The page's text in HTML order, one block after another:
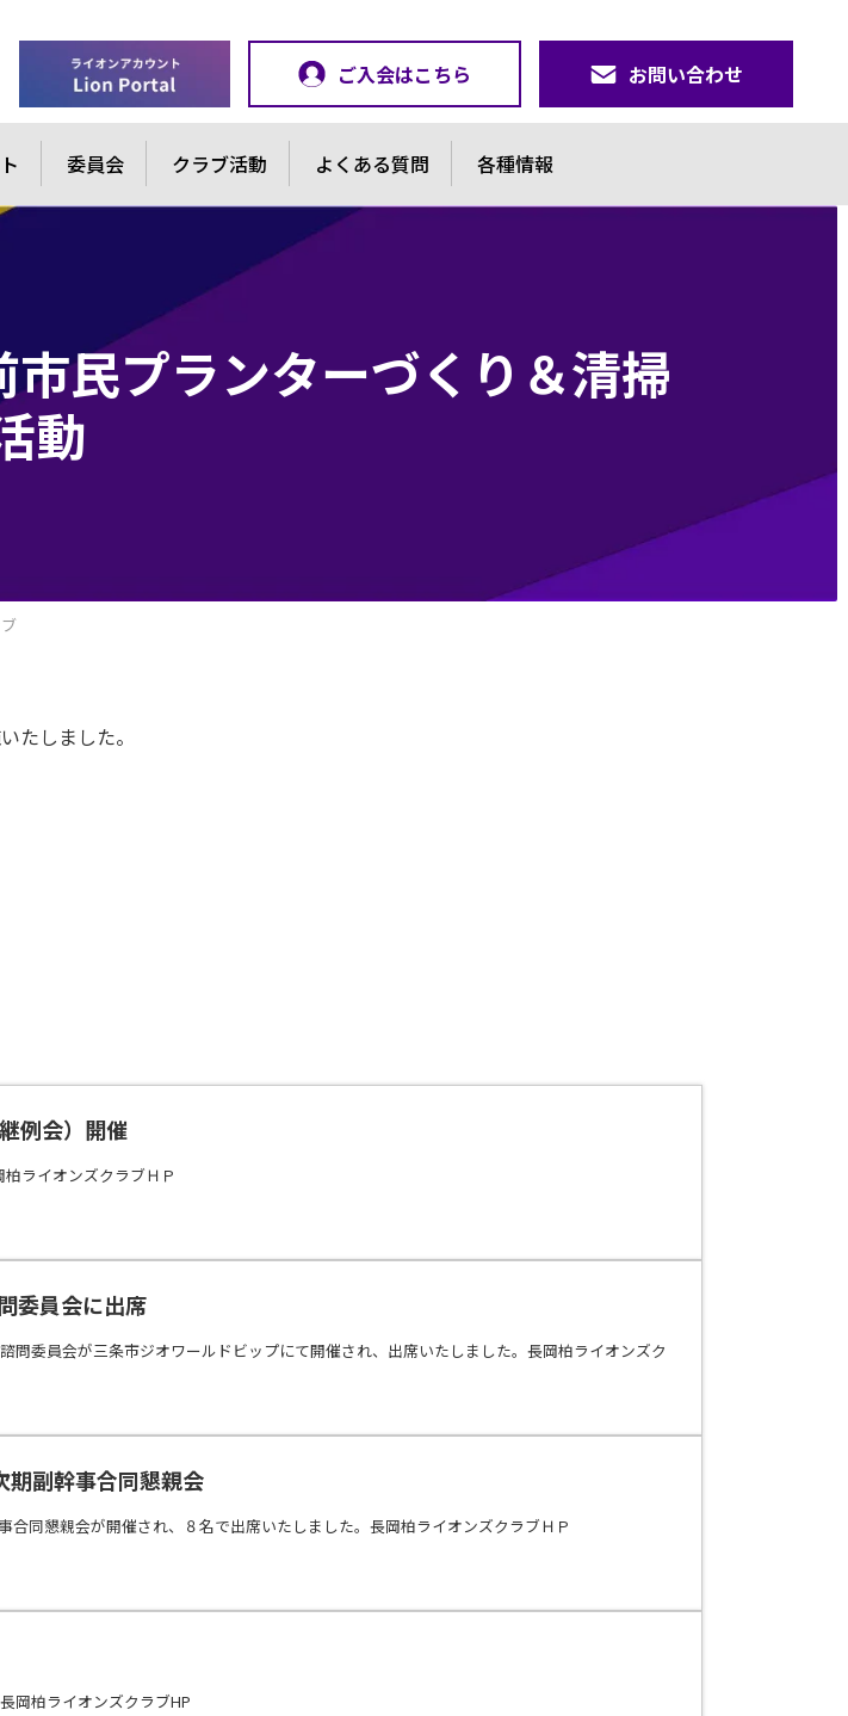
ご入会はこちら お問い合わせ
委員会 クラブ活動 よくある質問 各種情報
民プランターづくり＆清掃
動
たしました。
例会）開催
ライオンズクラブＨＰ
委員会に出席
問委員会が三条市ジオワールドビップにて開催され、出席いたしました。長岡柏ライオンズク
副幹事合同懇親会
合同懇親会が開催され、８名で出席いたしました。長岡柏ライオンズクラブＨＰ
岡柏ライオンズクラブHP